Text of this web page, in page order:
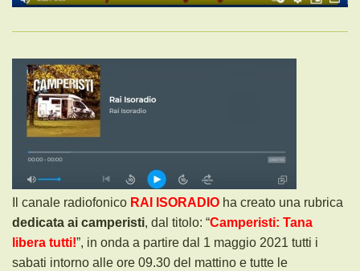
Il canale radiofonico RAI ISORADIO ha creato una rubrica
dedicata ai camperisti, dal titolo: “Camperisti: Tana
libera tutti!”, in onda a partire dal 1 maggio 2021 tutti i
sabati intorno alle ore 09.30 del mattino e tutte le